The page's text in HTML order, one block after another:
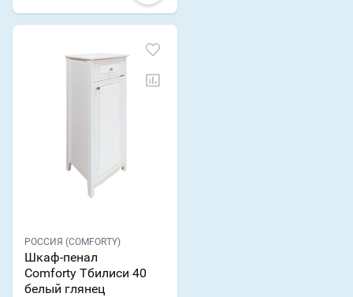
РОССИЯ (COMFORTY)
Шкаф-пенал
Comforty Тбилиси 40
белый глянец